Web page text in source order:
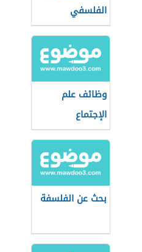
الفلسفي
وظائف علم
الإجتماع
بحث عن الفلسفة